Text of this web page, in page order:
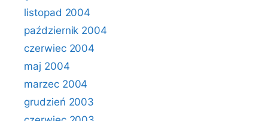
listopad 2004
październik 2004
czerwiec 2004
maj 2004
marzec 2004
grudzień 2003